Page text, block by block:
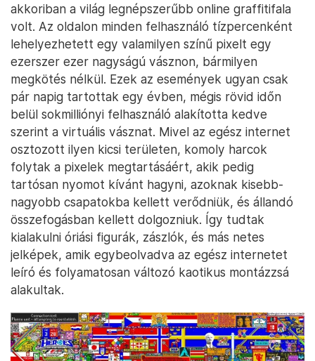
akkoriban a világ legnépszerűbb online graffitifala
volt. Az oldalon minden felhasználó tízpercenként
lehelyezhetett egy valamilyen színű pixelt egy
ezerszer ezer nagyságú vásznon, bármilyen
megkötés nélkül. Ezek az események ugyan csak
pár napig tartottak egy évben, mégis rövid időn
belül sokmilliónyi felhasználó alakította kedve
szerint a virtuális vásznat. Mivel az egész internet
osztozott ilyen kicsi területen, komoly harcok
folytak a pixelek megtartásáért, akik pedig
tartósan nyomot kívánt hagyni, azoknak kisebb-
nagyobb csapatokba kellett verődniük, és állandó
összefogásban kellett dolgozniuk. Így tudtak
kialakulni óriási figurák, zászlók, és más netes
jelképek, amik egybeolvadva az egész internetet
leíró és folyamatosan változó kaotikus montázzsá
alakultak.